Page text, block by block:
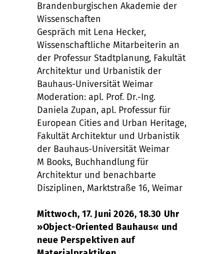
Brandenburgischen Akademie der
Wissenschaften
Gespräch mit Lena Hecker,
Wissenschaftliche Mitarbeiterin an
der Professur Stadtplanung, Fakultät
Architektur und Urbanistik der
Bauhaus-Universität Weimar
Moderation: apl. Prof. Dr.-Ing.
Daniela Zupan, apl. Professur für
European Cities and Urban Heritage,
Fakultät Architektur und Urbanistik
der Bauhaus-Universität Weimar
M Books, Buchhandlung für
Architektur und benachbarte
Disziplinen, Marktstraße 16, Weimar
Mittwoch, 17. Juni 2026, 18.30 Uhr
»Object-Oriented Bauhaus« und
neue Perspektiven auf